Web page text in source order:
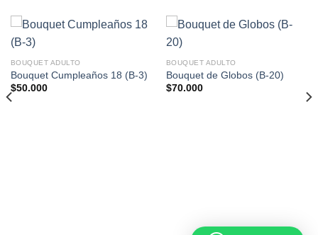
BOUQUET ADULTO
Bouquet Cumpleaños 18 (B-3)
$50.000
BOUQUET ADULTO
Bouquet de Globos (B-20)
$70.000